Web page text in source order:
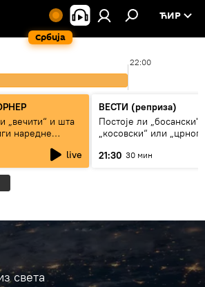
Србија
ЋИР
22:00
„вечити“ и шта
наредне
live
ВЕСТИ (реприза)
Постоје ли „босански",
„косовски“ или
21:30 30 мин
света